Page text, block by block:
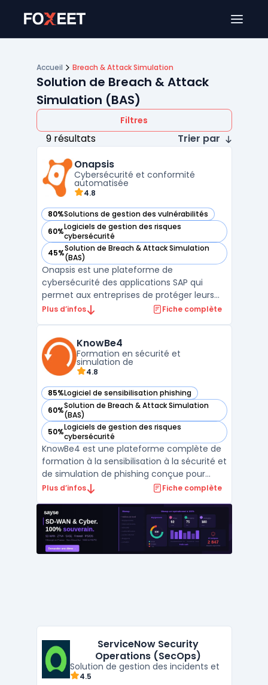
Accueil Breach & Attack Simulation
Solution de Breach & Attack
Simulation (BAS)
Filtres
9 résultats
Trier par
Onapsis
Cybersécurité et conformité
automatisée
4.8
80%Solutions de gestion des vulnérabilités
— voir Onapsis dans cette catégorie
60%Logiciels de gestion des risques
cybersécurité
— voir Onapsis dans cette catégorie
45%Solution de Breach & Attack Simulation
(BAS)
— voir Onapsis dans cette catégorie
Onapsis est une plateforme de
cybersécurité des applications SAP qui
permet aux entreprises de protéger leurs
systèmes critiques contre les
comme une application certifiée, la
solution offre une surveillance en temps
rée ...
Plus d’infos Fiche complète
KnowBe4
Formation en sécurité et
simulation de
4.8
85%Logiciel de sensibilisation phishing
— voir KnowBe4 dans cette catégorie
60%Solution de Breach & Attack Simulation
(BAS)
— voir KnowBe4 dans cette catégorie
50%Logiciels de gestion des risques
cybersécurité
— voir KnowBe4 dans cette catégorie
KnowBe4 est une plateforme complète de
formation à la sensibilisation à la sécurité et
de simulation de phishing conçue pour
aider les entreprises à se protéger contre
sa vaste bibliothèque de contenus
interactifs, KnowBe4 propose des
programmes de formati ...
Plus d’infos Fiche complète
ServiceNow Security
Operations (SecOps)
Solution de gestion des incidents et
4.5